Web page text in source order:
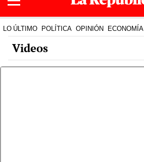
LO ÚLTIMO POLÍTICA OPINIÓN ECONOMÍA
Videos